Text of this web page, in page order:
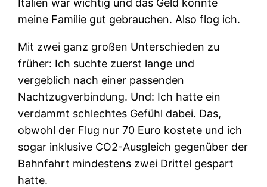
Italien war wichtig und das Geld konnte
meine Familie gut gebrauchen. Also flog ich.
Mit zwei ganz großen Unterschieden zu
früher: Ich suchte zuerst lange und
vergeblich nach einer passenden
Nachtzugverbindung. Und: Ich hatte ein
verdammt schlechtes Gefühl dabei. Das,
obwohl der Flug nur 70 Euro kostete und ich
sogar inklusive CO2-Ausgleich gegenüber der
Bahnfahrt mindestens zwei Drittel gespart
hatte.